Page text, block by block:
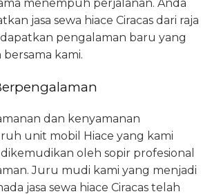
menempuh perjalanan. Anda
jasa sewa hiace Ciracas dari raja
pengalaman baru yang
kami.
dan kenyamanan
unit mobil Hiace yang kami
oleh sopir profesional
Juru mudi kami yang menjadi
jasa sewa hiace Ciracas telah